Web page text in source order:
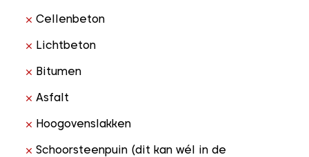
Cellenbeton
Lichtbeton
Bitumen
Asfalt
Hoogovenslakken
Schoorsteenpuin (dit kan wél in de